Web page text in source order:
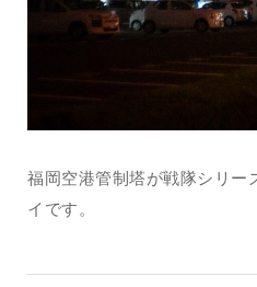
福岡空港管制塔が戦隊シリー
イです。